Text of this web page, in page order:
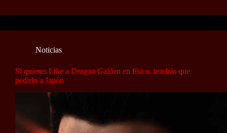
Noticias
Si quieres Like a Dragon Gaiden en físico, tendrás que
pedirlo a Japón